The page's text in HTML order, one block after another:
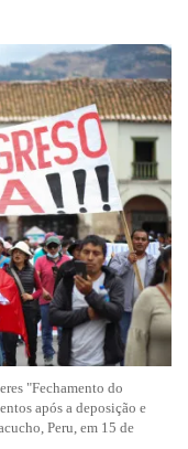
"Fechamento do
após a deposição e
Peru, em 15 de